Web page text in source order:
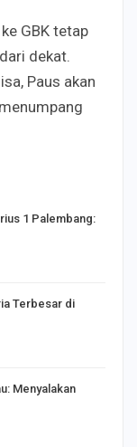
GBK tetap
dekat.
Paus akan
1 Palembang:
Terbesar di
Menyalakan